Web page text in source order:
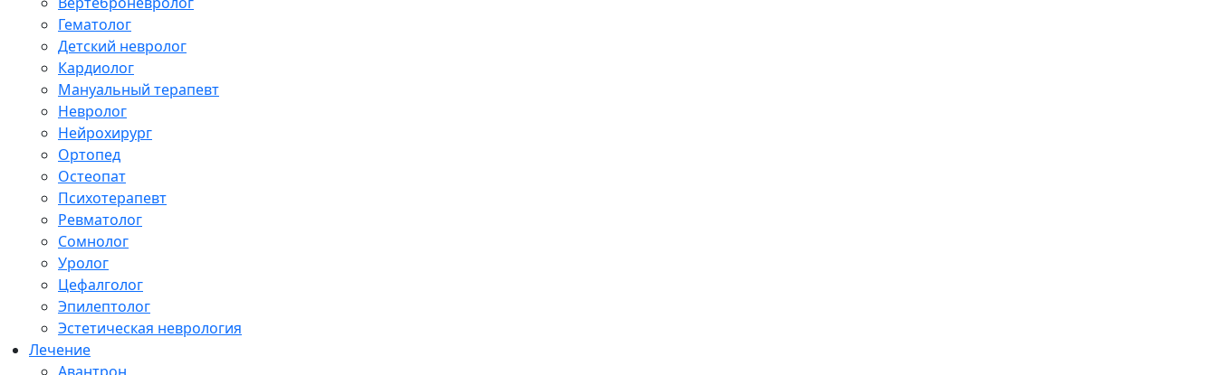
Гематолог
Детский невролог
Кардиолог
Мануальный терапевт
Невролог
Нейрохирург
Ортопед
Остеопат
Психотерапевт
Ревматолог
Сомнолог
Уролог
Цефалголог
Эпилептолог
Эстетическая неврология
Лечение